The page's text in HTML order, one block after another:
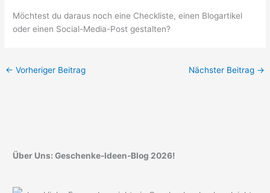
Möchtest du daraus noch eine Checkliste, einen Blogartikel
oder einen Social-Media-Post gestalten?
← Vorheriger Beitrag Nächster Beitrag →
Über Uns: Geschenke-Ideen-Blog 2026!